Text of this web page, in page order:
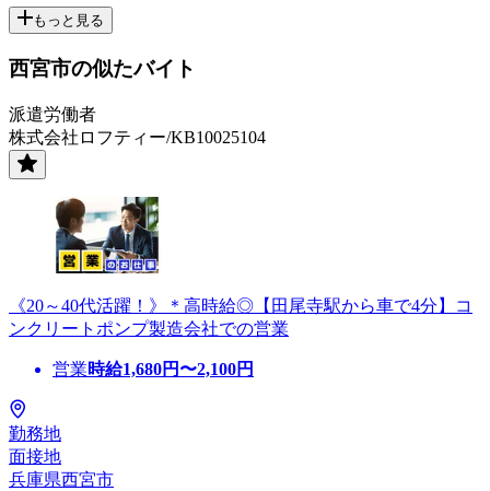
もっと見る
西宮市の似たバイト
派遣労働者
株式会社ロフティー/KB10025104
《20～40代活躍！》＊高時給◎【田尾寺駅から車で4分】コ
ンクリートポンプ製造会社での営業
営業時給1,680円〜2,100円
勤務地
面接地
兵庫県西宮市